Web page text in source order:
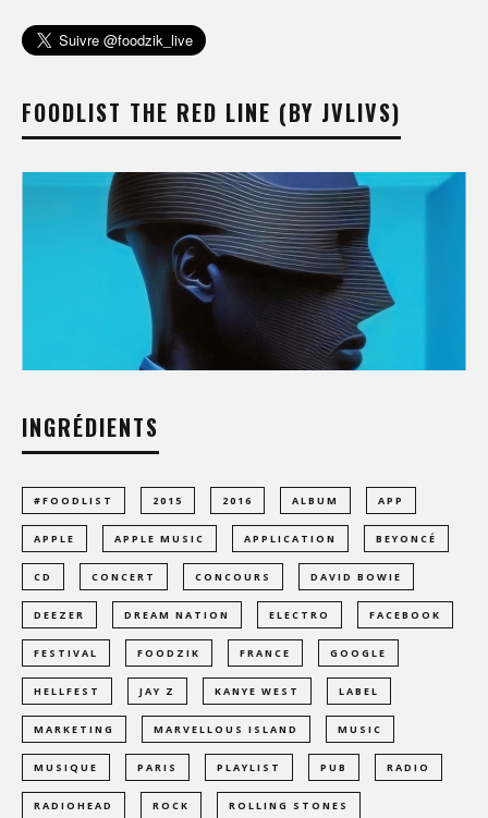
FOODLIST THE RED LINE (BY JVLIVS)
INGRÉDIENTS
#FOODLIST 2015 2016 ALBUM APP
APPLE APPLE MUSIC APPLICATION BEYONCÉ
CD CONCERT CONCOURS DAVID BOWIE
DEEZER DREAM NATION ELECTRO FACEBOOK
FESTIVAL FOODZIK FRANCE GOOGLE
HELLFEST JAY Z KANYE WEST LABEL
MARKETING MARVELLOUS ISLAND MUSIC
MUSIQUE PARIS PLAYLIST PUB RADIO
RADIOHEAD ROCK ROLLING STONES